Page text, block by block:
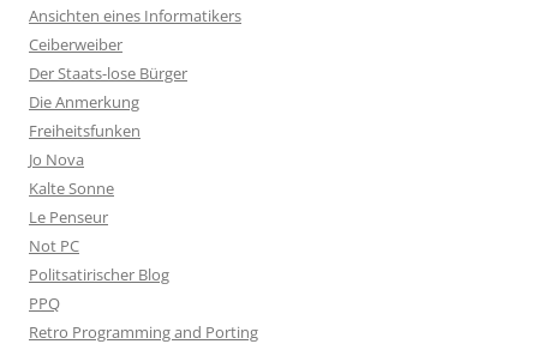
Ansichten eines Informatikers
Ceiberweiber
Der Staats-lose Bürger
Die Anmerkung
Freiheitsfunken
Jo Nova
Kalte Sonne
Le Penseur
Not PC
Politsatirischer Blog
PPQ
Retro Programming and Porting